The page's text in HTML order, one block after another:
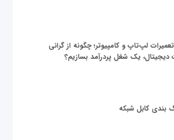
لپ‌تاپ و کامپیوتر؛ چگونه از گرانی
دیجیتال، یک شغل پردرآمد بسازیم؟
بندی کابل شبکه